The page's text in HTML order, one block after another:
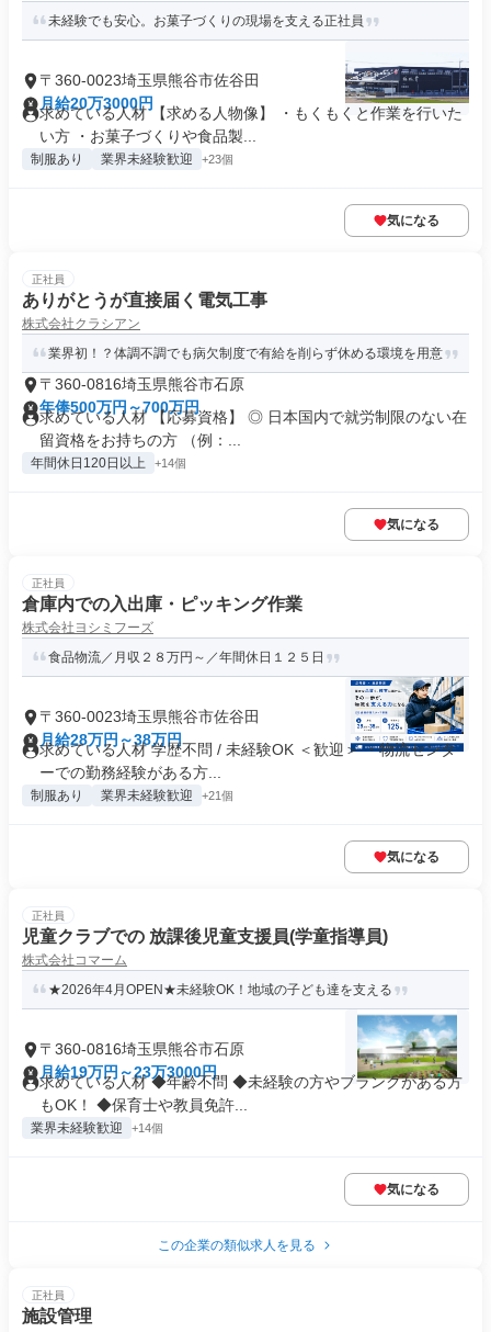
未経験でも安心。お菓子づくりの現場を支える正社員
〒360-0023埼玉県熊谷市佐谷田
月給20万3000円
求めている人材 【求める人物像】 ・もくもくと作業を行いた
い方 ・お菓子づくりや食品製...
制服あり 業界未経験歓迎 +23個
気になる
正社員
ありがとうが直接届く電気工事
株式会社クラシアン
業界初！？体調不調でも病欠制度で有給を削らず休める環境を用意
〒360-0816埼玉県熊谷市石原
年俸500万円～700万円
求めている人材 【応募資格】 ◎ 日本国内で就労制限のない在
留資格をお持ちの方 （例：...
年間休日120日以上 +14個
気になる
正社員
倉庫内での入出庫・ピッキング作業
株式会社ヨシミフーズ
食品物流／月収２８万円～／年間休日１２５日
〒360-0023埼玉県熊谷市佐谷田
月給28万円～38万円
求めている人材 学歴不問 / 未経験OK ＜歓迎＞ ・物流センタ
ーでの勤務経験がある方...
制服あり 業界未経験歓迎 +21個
気になる
正社員
児童クラブでの 放課後児童支援員(学童指導員)
株式会社コマーム
★2026年4月OPEN★未経験OK！地域の子ども達を支える
〒360-0816埼玉県熊谷市石原
月給19万円～23万3000円
求めている人材 ◆年齢不問 ◆未経験の方やブランクがある方
もOK！ ◆保育士や教員免許...
業界未経験歓迎 +14個
気になる
この企業の類似求人を見る
正社員
施設管理